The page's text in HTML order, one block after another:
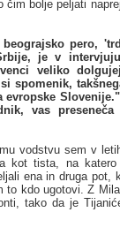
čim bolje peljati
pero,
je v
veliko
spomenik,
evropske
vas
vodstvu sem v
kot tista, na
ena in druga pot,
to kdo ugotovi. Z
tako da je